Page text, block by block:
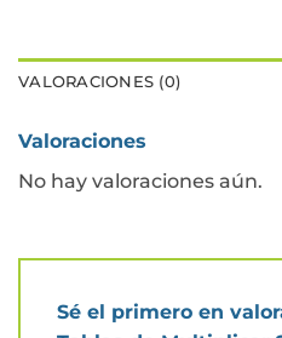
VALORACIONES (0)
Valoraciones
No hay valoraciones aún.
Sé el primero en